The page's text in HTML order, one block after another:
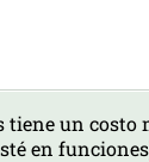
un costo
en